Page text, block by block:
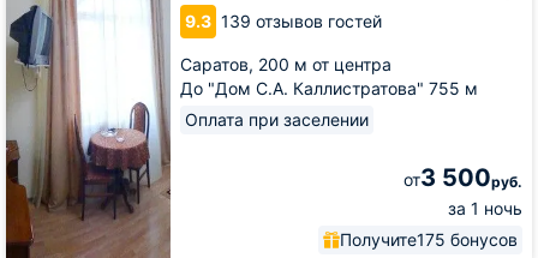
9.3 139 отзывов гостей
Саратов, 200 м от центра
До "Дом С.А. Каллистратова" 755 м
Оплата при заселении
от3 500руб.
за 1 ночь
Получите175 бонусов